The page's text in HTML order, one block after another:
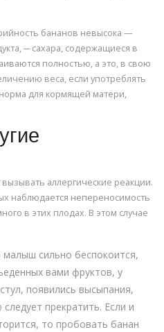
бананов невысока —
─ сахара, содержащиеся в
полностью, а это, в свою
веса, если употреблять
для кормящей матери,
аллергические реакции.
наблюдается непереносимость
в этих плодах. В этом случае
малыш сильно беспокоится,
вами фруктов, у
появились высыпания,
прекратить. Если и
то пробовать банан